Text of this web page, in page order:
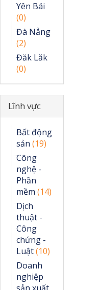
Yên Bái
(0)
Đà Nẵng
(2)
Đăk Lăk
(0)
Ẩn
Lĩnh vực
Bất động
sản (19)
Công
nghệ -
Phần
mềm (14)
Dịch
thuật -
Công
chứng -
Luật(10)
Doanh
nghiệp